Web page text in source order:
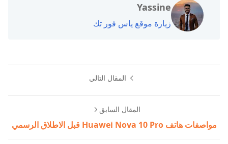
Yassine
زيارة موقع ياس فور تك
المقال التالي
المقال السابق
مواصفات هاتف Huawei Nova 10 Pro قبل الاطلاق الرسمي